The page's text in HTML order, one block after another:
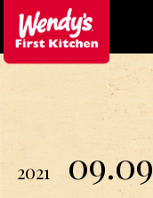
2021 09.09